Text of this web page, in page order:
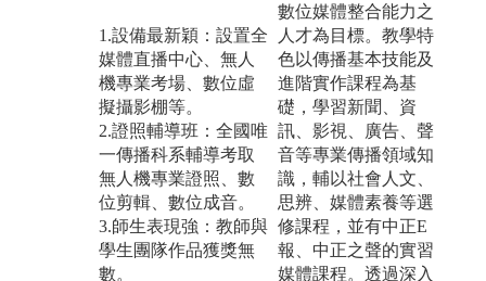
1.設備最新穎：設置全
媒體直播中心、無人
機專業考場、數位虛
擬攝影棚等。
2.證照輔導班：全國唯
一傳播科系輔導考取
無人機專業證照、數
位剪輯、數位成音。
3.師生表現強：教師與
學生團隊作品獲獎無
數。
數位媒體整合能力之
人才為目標。教學特
色以傳播基本技能及
進階實作課程為基
礎，學習新聞、資
訊、影視、廣告、聲
音等專業傳播領域知
識，輔以社會人文、
思辨、媒體素養等選
修課程，並有中正E
報、中正之聲的實習
媒體課程。透過深入